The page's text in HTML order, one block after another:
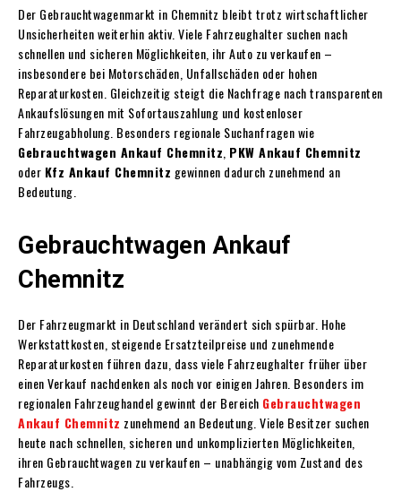
Der Gebrauchtwagenmarkt in Chemnitz bleibt trotz wirtschaftlicher
Unsicherheiten weiterhin aktiv. Viele Fahrzeughalter suchen nach
schnellen und sicheren Möglichkeiten, ihr Auto zu verkaufen –
insbesondere bei Motorschäden, Unfallschäden oder hohen
Reparaturkosten. Gleichzeitig steigt die Nachfrage nach transparenten
Ankaufslösungen mit Sofortauszahlung und kostenloser
Fahrzeugabholung. Besonders regionale Suchanfragen wie
Gebrauchtwagen Ankauf Chemnitz PKW Ankauf Chemnitz
oder Kfz Ankauf Chemnitz gewinnen dadurch zunehmend an
Bedeutung.
Gebrauchtwagen Ankauf
Chemnitz
Der Fahrzeugmarkt in Deutschland verändert sich spürbar. Hohe
Werkstattkosten, steigende Ersatzteilpreise und zunehmende
Reparaturkosten führen dazu, dass viele Fahrzeughalter früher über
einen Verkauf nachdenken als noch vor einigen Jahren. Besonders im
regionalen Fahrzeughandel gewinnt der Bereich Gebrauchtwagen
Ankauf Chemnitz zunehmend an Bedeutung. Viele Besitzer suchen
heute nach schnellen, sicheren und unkomplizierten Möglichkeiten,
ihren Gebrauchtwagen zu verkaufen – unabhängig vom Zustand des
Fahrzeugs.